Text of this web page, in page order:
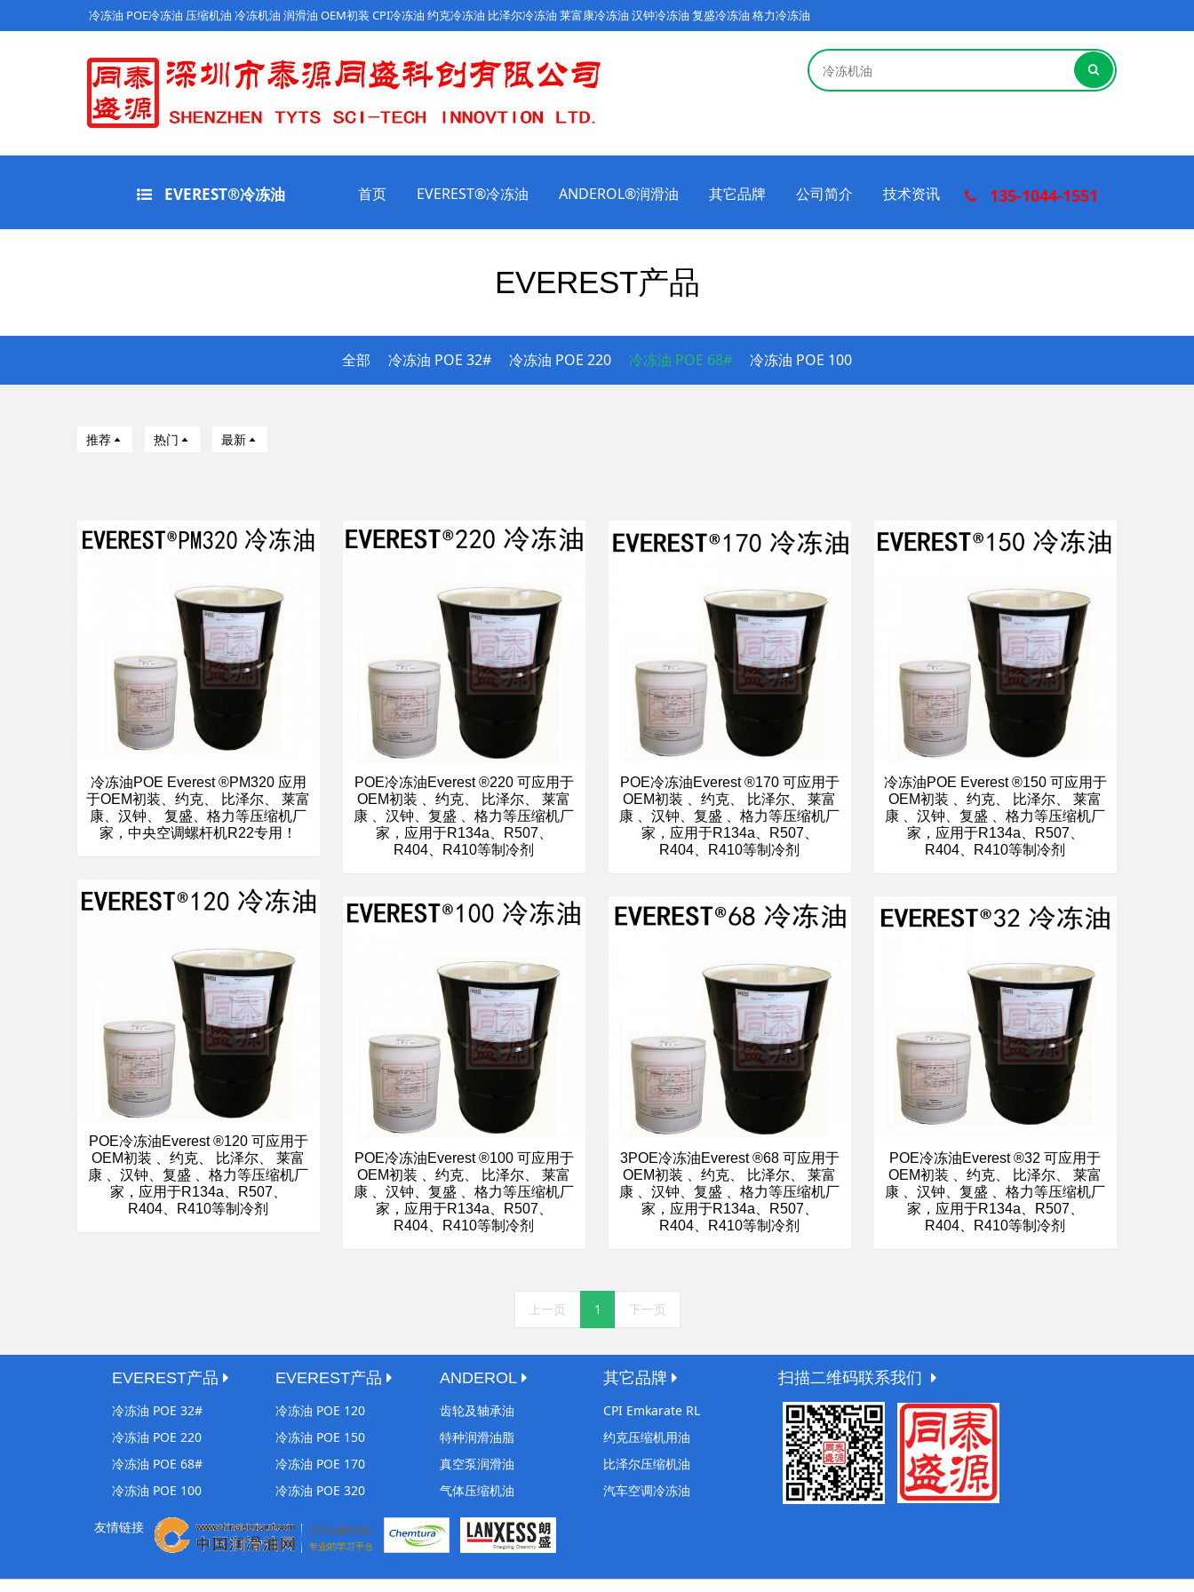
冷冻油 POE冷冻油 压缩机油 冷冻机油 润滑油 OEM初装 CPI冷冻油 约克冷冻油 比泽尔冷冻油 莱富康冷冻油 汉钟冷冻油 复盛冷冻油 格力冷冻油
EVEREST®冷冻油 首页 EVEREST®冷冻油 ANDEROL®润滑油 其它品牌 公司简介 技术资讯 135-1044-1551
EVEREST产品
全部 冷冻油 POE 32# 冷冻油 POE 220 冷冻油 POE 68# 冷冻油 POE 100
推荐 热门 最新
冷冻油POE Everest ®PM320 应用
于OEM初装、约克、 比泽尔、 莱富
康、汉钟、 复盛、格力等压缩机厂
家，中央空调螺杆机R22专用！
POE冷冻油Everest ®220 可应用于
OEM初装 、约克、 比泽尔、 莱富
康 、汉钟、复盛 、格力等压缩机厂
家，应用于R134a、R507、
R404、R410等制冷剂
POE冷冻油Everest ®170 可应用于
OEM初装 、约克、 比泽尔、 莱富
康 、汉钟、复盛 、格力等压缩机厂
家，应用于R134a、R507、
R404、R410等制冷剂
冷冻油POE Everest ®150 可应用于
OEM初装 、约克、 比泽尔、 莱富
康 、汉钟、复盛 、格力等压缩机厂
家，应用于R134a、R507、
R404、R410等制冷剂
POE冷冻油Everest ®120 可应用于
OEM初装 、约克、 比泽尔、 莱富
康 、汉钟、复盛 、格力等压缩机厂
家，应用于R134a、R507、
R404、R410等制冷剂
POE冷冻油Everest ®100 可应用于
OEM初装 、约克、 比泽尔、 莱富
康 、汉钟、复盛 、格力等压缩机厂
家，应用于R134a、R507、
R404、R410等制冷剂
3POE冷冻油Everest ®68 可应用于
OEM初装 、约克、 比泽尔、 莱富
康 、汉钟、复盛 、格力等压缩机厂
家，应用于R134a、R507、
R404、R410等制冷剂
POE冷冻油Everest ®32 可应用于
OEM初装 、约克、 比泽尔、 莱富
康 、汉钟、复盛 、格力等压缩机厂
家，应用于R134a、R507、
R404、R410等制冷剂
上一页 1 下一页
EVEREST产品
冷冻油 POE 32#
冷冻油 POE 220
冷冻油 POE 68#
冷冻油 POE 100
EVEREST产品
冷冻油 POE 120
冷冻油 POE 150
冷冻油 POE 170
冷冻油 POE 320
ANDEROL
齿轮及轴承油
特种润滑油脂
真空泵润滑油
气体压缩机油
其它品牌
CPI Emkarate RL
约克压缩机用油
比泽尔压缩机油
汽车空调冷冻油
扫描二维码联系我们
友情链接